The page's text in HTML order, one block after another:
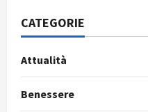
CATEGORIE
Attualità
Benessere